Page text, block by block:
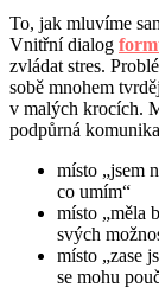
To, jak mluvíme
Vnitřní dialog
zvládat stres.
sobě mnohem
v malých krocích.
podpůrná
místo „jsem
co umím“
místo „měla
svých
místo „zase
se mohu